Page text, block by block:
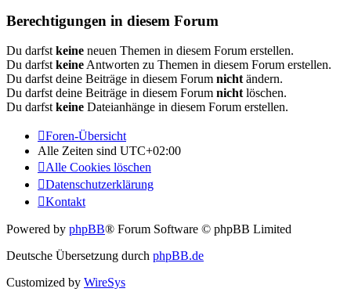
Berechtigungen in diesem Forum
Du darfst keine neuen Themen in diesem Forum erstellen.
Du darfst keine Antworten zu Themen in diesem Forum erstellen.
Du darfst deine Beiträge in diesem Forum nicht ändern.
Du darfst deine Beiträge in diesem Forum nicht löschen.
Du darfst keine Dateianhänge in diesem Forum erstellen.
Foren-Übersicht
Alle Zeiten sind UTC+02:00
Alle Cookies löschen
Datenschutzerklärung
Kontakt
Powered by phpBB® Forum Software © phpBB Limited
Deutsche Übersetzung durch phpBB.de
Customized by WireSys